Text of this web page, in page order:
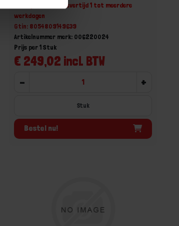
Niet op voorraad, levertijd 1 tot meerdere
werkdagen
Gtin: 8054809149639
Artikelnummer merk: 006220024
€ 249,02 incl. BTW
Prijs per 1 Stuk
- +
Stuk
Bestel nu!